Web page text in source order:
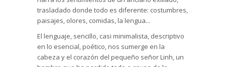
puede dar paz y seguridad.
Por último, el señor Linh encierra en su persona
el valor de todo un pueblo: el recuerdo de las
raíces de su tierra, de sus antepasados y de sus
muertos, de las costumbres y de las tradiciones.
Aunque su origen haya sido muy pobre y su vida
trasladado donde todo es diferente: costumbres,
paisajes, olores, comidas, la lengua...
El lenguaje, sencillo, casi minimalista, descriptivo
en lo esencial, poético, nos sumerge en la
cabeza y el corazón del pequeño señor Linh, un